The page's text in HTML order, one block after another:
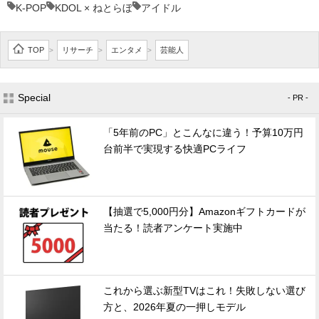
K-POP KDOL × ねとらぼ アイドル
TOP > リサーチ > エンタメ > 芸能人
Special - PR -
「5年前のPC」とこんなに違う！予算10万円
台前半で実現する快適PCライフ
【抽選で5,000円分】Amazonギフトカードが
当たる！読者アンケート実施中
これから選ぶ新型TVはこれ！失敗しない選び
方と、2026年夏の一押しモデル